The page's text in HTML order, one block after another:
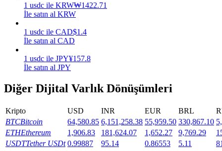
Günlük rekabetçi ödüller kazanın
1 usdc ile KRW₩1422.71
İle satın al KRW
1 usdc ile CAD$1.4
İle satın al CAD
1 usdc ile JPY¥157.8
İle satın al JPY
Diğer Dijital Varlık Dönüşümleri
Kripto USD INR EUR BRL
BTCBitcoin 64,580.85 6,151,258.38 55,959.50 330,867.10
ETHEthereum 1,906.83 181,624.07 1,652.27 9,769.29
USDTTether USDt 0.99887 95.14 0.86553 5.11